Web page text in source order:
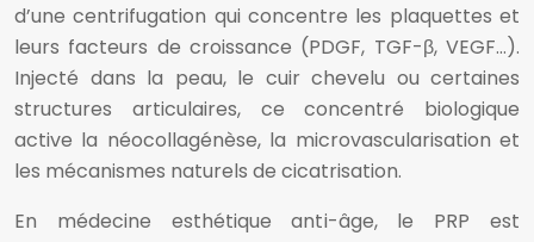
d’une centrifugation qui concentre les plaquettes et
leurs facteurs de croissance (PDGF, TGF-β, VEGF…).
Injecté dans la peau, le cuir chevelu ou certaines
structures articulaires, ce concentré biologique
active la néocollagénèse, la microvascularisation et
les mécanismes naturels de cicatrisation.
En médecine esthétique anti-âge, le PRP est